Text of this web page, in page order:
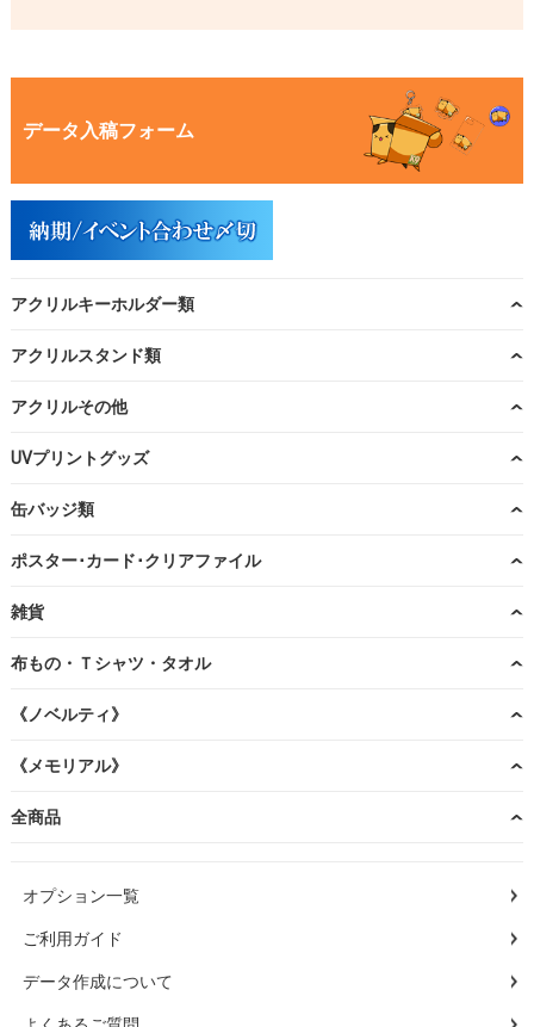
データ入稿フォーム
アクリルキーホルダー類
アクリルスタンド類
アクリルその他
UVプリントグッズ
缶バッジ類
ポスター･カード･クリアファイル
雑貨
布もの・Ｔシャツ・タオル
《ノベルティ》
《メモリアル》
全商品
オプション一覧
ご利用ガイド
データ作成について